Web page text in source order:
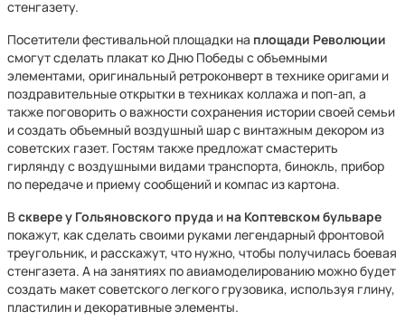
стенгазету.
Посетители фестивальной площадки на площади Революции
смогут сделать плакат ко Дню Победы с объемными
элементами, оригинальный ретроконверт в технике оригами и
поздравительные открытки в техниках коллажа и поп-ап, а
также поговорить о важности сохранения истории своей семьи
и создать объемный воздушный шар с винтажным декором из
советских газет. Гостям также предложат смастерить
гирлянду с воздушными видами транспорта, бинокль, прибор
по передаче и приему сообщений и компас из картона.
Всквере у Гольяновского пруда и на Коптевском бульваре
покажут, как сделать своими руками легендарный фронтовой
треугольник, и расскажут, что нужно, чтобы получилась боевая
стенгазета. А на занятиях по авиамоделированию можно будет
создать макет советского легкого грузовика, используя глину,
пластилин и декоративные элементы.